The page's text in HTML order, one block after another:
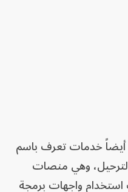
أيضاً خدمات تعرف باسم
وهي منصات
واجهات برمجة